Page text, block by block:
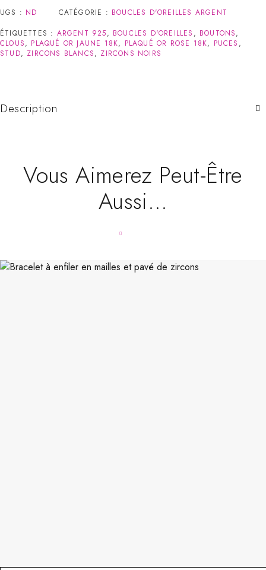
UGS : ND CATÉGORIE : BOUCLES D'OREILLES ARGENT
ÉTIQUETTES : ARGENT 925, BOUCLES D'OREILLES , BOUTONS,
CLOUS, PLAQUÉ OR JAUNE 18K, PLAQUÉ OR ROSE 18K, PUCES ,
STUD, ZIRCONS BLANCS, ZIRCONS NOIRS
Description
Vous Aimerez Peut-Être
Aussi…